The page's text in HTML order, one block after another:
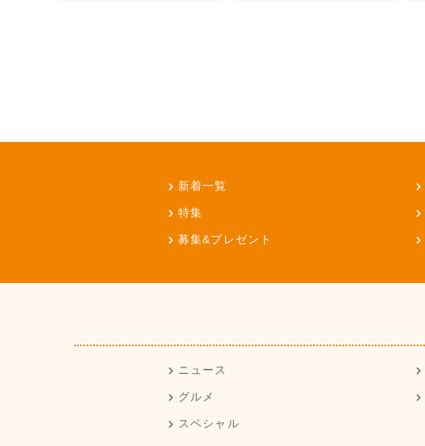
新着一覧
特集
募集&プレゼント
ニュース
グルメ
スペシャル